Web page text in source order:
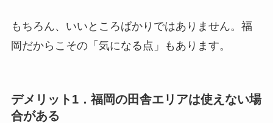
もちろん、いいところばかりではありません。福
岡だからこその「気になる点」もあります。
デメリット1．福岡の田舎エリアは使えない場
合がある